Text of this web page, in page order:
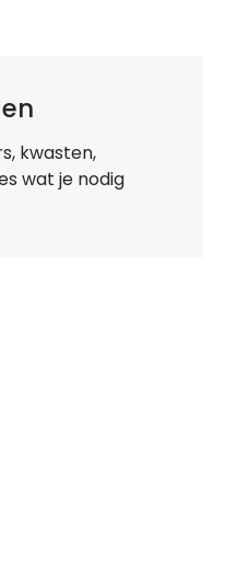
kwasten,
wat je nodig